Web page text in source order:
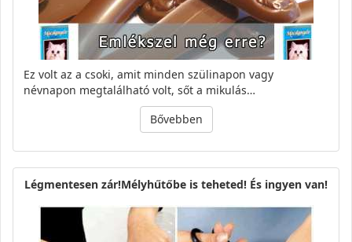
Ez volt az a csoki, amit minden szülinapon vagy
névnapon megtalálható volt, sőt a mikulás…
Bővebben
Légmentesen zár!Mélyhűtőbe is teheted! És ingyen van!